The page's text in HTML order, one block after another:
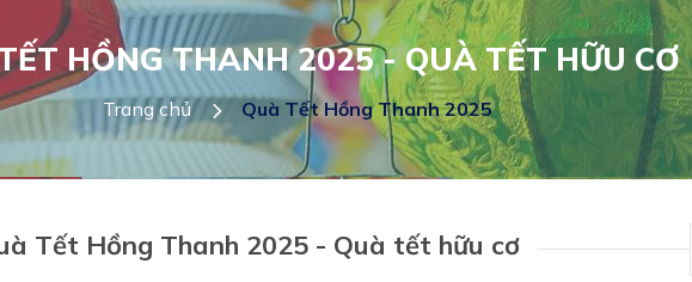
HỒNG THANH 2025 - QUÀ TẾT HỮU CƠ
Trang chủ Quà Tết Hồng Thanh 2025
Tết Hồng Thanh 2025 - Quà tết hữu cơ